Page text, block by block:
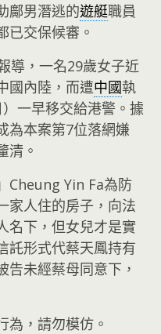
鄺男潛逃的遊艇職員
已交保候審。
導，一名29歲女子近
國內陸，而遭中國執
一早移交給港警。據
為本案第7位落網嫌
清。
Cheung Yin Fa為防
家人住的房子，向法
名下，但女兒才是實
託形式代蔡天鳳持有
告未經蔡母同意下，
，請勿模仿。